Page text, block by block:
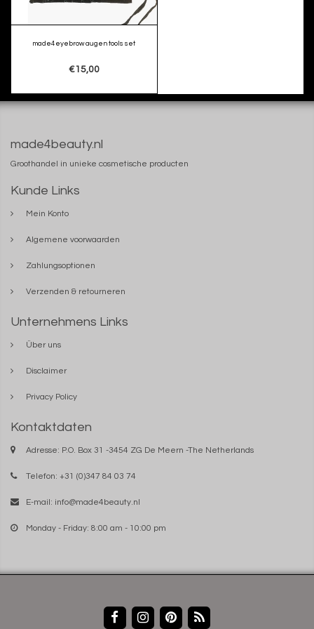
made4eyebrow augen tools set
€15,00
made4beauty.nl
Groothandel in unieke cosmetische producten
Kunde Links
Mein Konto
Algemene voorwaarden
Zahlungsoptionen
Verzenden & retourneren
Unternehmens Links
Über uns
Disclaimer
Privacy Policy
Kontaktdaten
Adresse: P.O. Box 31 -3454 ZG De Meern -The Netherlands
Telefon: +31 (0)347 84 03 74
E-mail: info@made4beauty.nl
Monday - Friday: 8:00 am - 10:00 pm